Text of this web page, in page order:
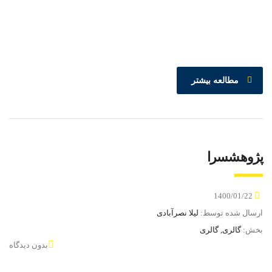
مطالعه بیشتر
پژوهشسرا
ارسال شده توسط: لیلا نصرآبادی
بخش:گالری, گالری
بدون دیدگاه